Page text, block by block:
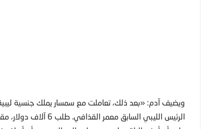
ويضيف آدم: «بعد ذلك، تعاملت مع سمسار يملك جنسية